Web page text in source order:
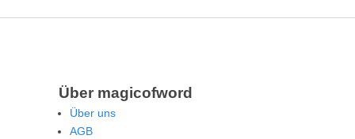
Über magicofword
Über uns
AGB